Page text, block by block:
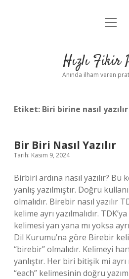
Anasayfa
Yasal
menüyü
Hızlı Fikir
Anında ilham veren
Etiket: Biri birine nasıl yazılır
Bir Biri Nasıl Yazılır
Tarih: Kasım 9, 2024
Birbiri ardına nasıl yazılır? Bu
yanlış yazılmıştır. Doğru
olmalıdır. Birebir nasıl yazılır
kelime ayrı yazılmalıdır.
kelimesi yan yana mı yoksa
Dil Kurumu’na göre Birebir
“birebir” olmalıdır. Kelimeyi
yanlıştır. Her biri bitişik mi ayrı
“each” kelimesinin doğru